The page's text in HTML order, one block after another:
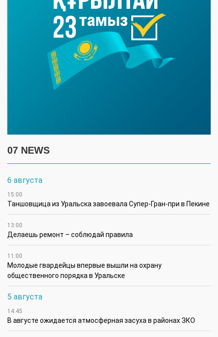
07 NEWS
6 августа
15:00
Таншовщица из Уральска завоевала Супер-Гран-при в Пекине
13:00
Делаешь ремонт – соблюдай правила
11:00
Молодые гвардейцы впервые вышли на охрану
общественного порядка в Уральске
5 августа
14:45
В августе ожидается атмосферная засуха в районах ЗКО